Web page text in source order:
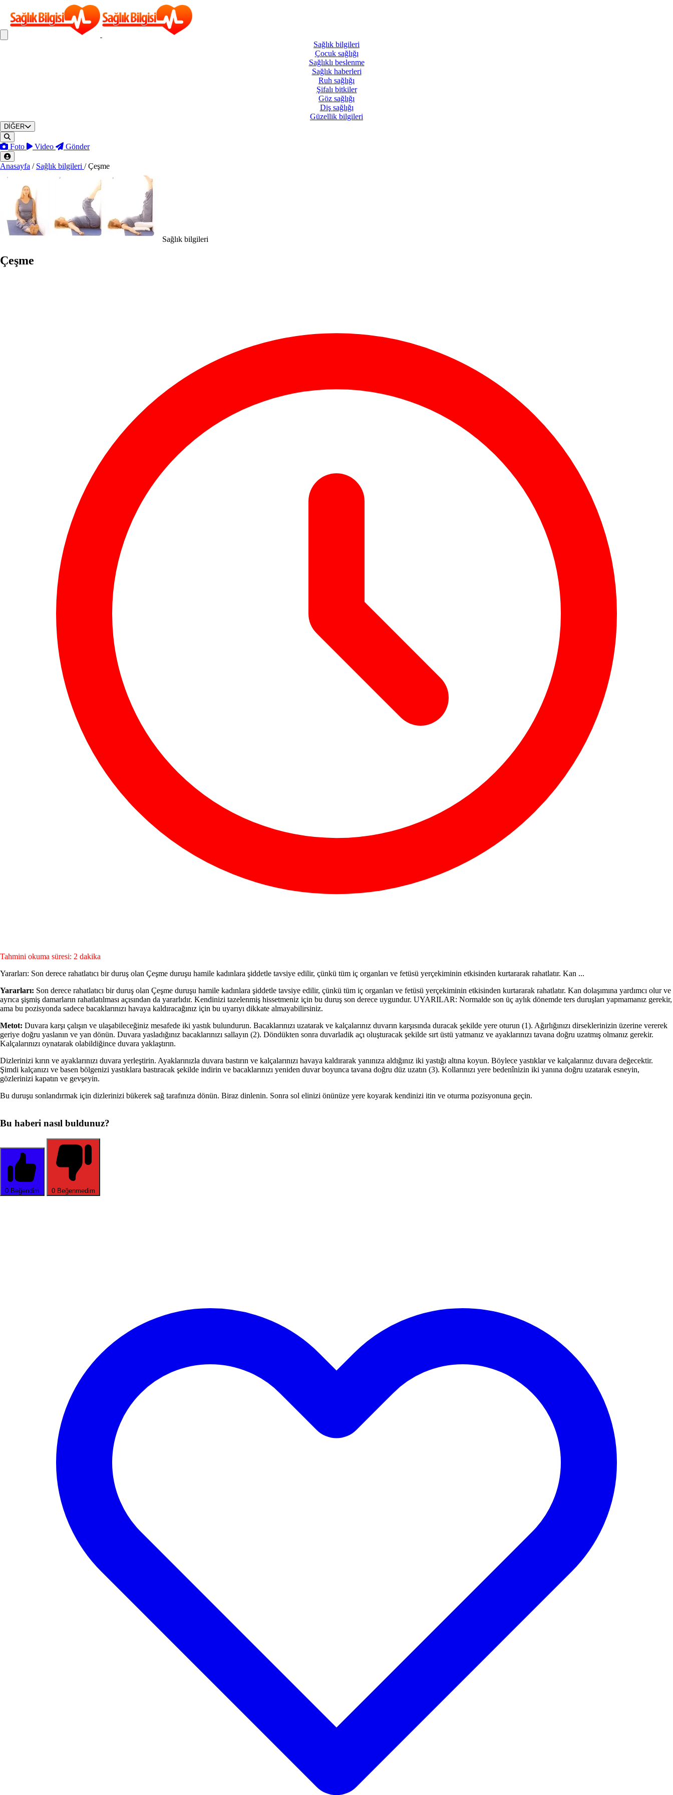
Sağlık bilgileri
Çocuk sağlığı
Sağlıklı beslenme
Sağlık haberleri
Ruh sağlığı
Şifalı bitkiler
Göz sağlığı
Diş sağlığı
Güzellik bilgileri
DİĞER
Foto Video Gönder
Anasayfa / Sağlık bilgileri / Çeşme
Sağlık bilgileri
Çeşme
Tahmini okuma süresi: 2 dakika
Yararları: Son derece rahatlatıcı bir duruş olan Çeşme duruşu hamile kadınlara şiddetle tavsiye edilir, çün­kü tüm iç organları ve fetüsü yerçe­kiminin etkisinden kurtararak rahat­latır. Kan ...
Yararları: Son derece rahatlatıcı bir duruş olan Çeşme duruşu hamile kadınlara şiddetle tavsiye edilir, çün­kü tüm iç organları ve fetüsü yerçe­kiminin etkisinden kurtararak rahat­latır. Kan dolaşımına yardımcı olur ve
ayrıca şişmiş damarların rahatlatıl­ması açısından da yararlıdır. Kendini­zi tazelenmiş hissetmeniz için bu du­ruş son derece uygundur. UYARILAR: Normalde son üç aylık dönemde ters duruşları yapmamanız gerekir,
ama bu pozisyonda sadece bacaklarınızı havaya kaldıracağınız için bu uyarıyı dikkate almayabilirsi­niz.
Metot: Duvara karşı çalışın ve ula­şabileceğiniz mesafede iki yastık bu­lundurun. Bacaklarınızı uzatarak ve kalçalarınız duvarın karşısında dura­cak şekilde yere oturun (1). Ağırlığı­nızı dirseklerinizin üzerine vererek
geriye doğru yaslanın ve yan dönün. Duvara yasladığınız bacaklarınızı sal­layın (2). Döndükten sonra duvarladik açı oluşturacak şekilde sırt üstü yatmanız ve ayaklarınızı tavana doğ­ru uzatmış olmanız gerekir.
Kalçala­rınızı oynatarak olabildiğince duvara yaklaştırın.
Dizlerinizi kırın ve ayaklarınızı duva­ra yerleştirin. Ayaklarınızla duvara bastırın ve kalçalarınızı havaya kaldı­rarak yanınıza aldığınız iki yastığı al­tına koyun. Böylece yastıklar ve kal­çalarınız duvara değecektir.
Şimdi kalçanızı ve basen bölgenizi yastıklara bastıracak şekilde indirin ve ba­caklarınızı yeniden duvar boyunca tavana doğru düz uzatın (3). Kolları­nızı yere bedenînizin iki yanına doğ­ru uzatarak esneyin,
gözlerinizi ka­patın ve gevşeyin.
Bu duruşu sonlandırmak için dizleri­nizi bükerek sağ tarafınıza dönün. Biraz dinlenin. Sonra sol elinizi önü­nüze yere koyarak kendinizi itin ve oturma pozisyonuna geçin.
Bu haberi nasıl buldunuz?
0 Beğendim 0 Beğenmedim